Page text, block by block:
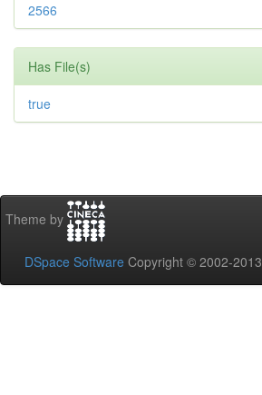
2566
Has File(s)
true
Theme by
DSpace Software Copyright © 2002-2013